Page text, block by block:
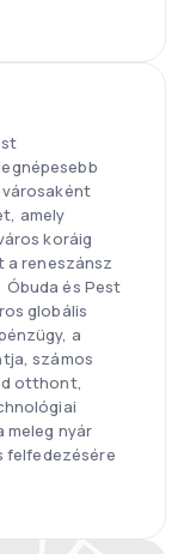
városaként
amely
koráig
a reneszánsz
Óbuda és Pest
globális
a
számos
otthont,
meleg nyár
felfedezésére